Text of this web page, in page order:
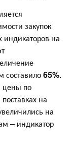
закупок
индикаторов на
составило65%.
цены по
на
на
– индикатор